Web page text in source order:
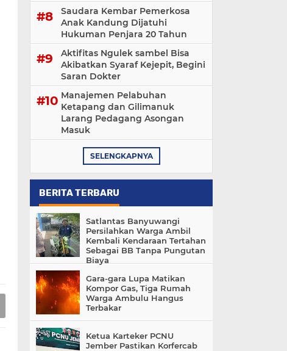
Saudara Kembar Pemerkosa
Anak Kandung Dijatuhi
Hukuman Penjara 20 Tahun
Aktifitas Ngulek sambel Bisa
Akibatkan Syaraf Kejepit, Begini
Saran Dokter
Manajemen Pelabuhan
Ketapang dan Gilimanuk
Larang Pedagang Asongan
Masuk
SELENGKAPNYA
BERITA TERBARU
Satlantas Banyuwangi
Persilahkan Warga Ambil
Kembali Kendaraan Tertahan
Sebagai BB Tanpa Pungutan
Biaya
Gara-gara Lupa Matikan
Kompor Gas, Tiga Rumah
Warga Ambulu Hangus
Terbakar
Ketua Karteker PCNU
Jember Pastikan Korfercab